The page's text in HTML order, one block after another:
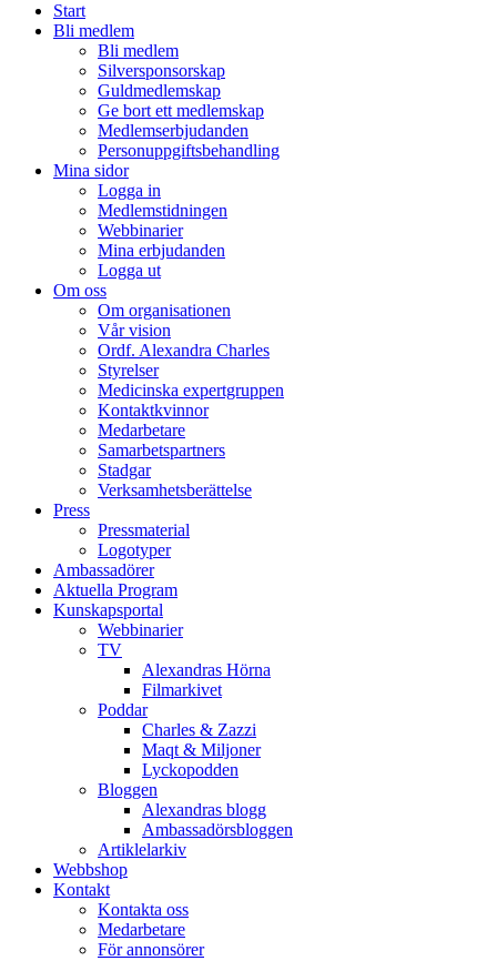
Start
Bli medlem
Bli medlem
Silversponsorskap
Guldmedlemskap
Ge bort ett medlemskap
Medlemserbjudanden
Personuppgiftsbehandling
Mina sidor
Logga in
Medlemstidningen
Webbinarier
Mina erbjudanden
Logga ut
Om oss
Om organisationen
Vår vision
Ordf. Alexandra Charles
Styrelser
Medicinska expertgruppen
Kontaktkvinnor
Medarbetare
Samarbetspartners
Stadgar
Verksamhetsberättelse
Press
Pressmaterial
Logotyper
Ambassadörer
Aktuella Program
Kunskapsportal
Webbinarier
TV
Alexandras Hörna
Filmarkivet
Poddar
Charles & Zazzi
Maqt & Miljoner
Lyckopodden
Bloggen
Alexandras blogg
Ambassadörsbloggen
Artiklelarkiv
Webbshop
Kontakt
Kontakta oss
Medarbetare
För annonsörer